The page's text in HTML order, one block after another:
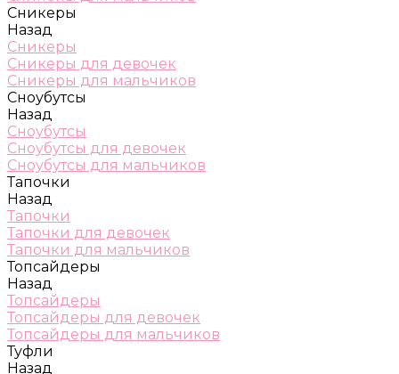
Сникеры
Назад
Сникеры
Сникеры для девочек
Сникеры для мальчиков
Сноубутсы
Назад
Сноубутсы
Сноубутсы для девочек
Сноубутсы для мальчиков
Тапочки
Назад
Тапочки
Тапочки для девочек
Тапочки для мальчиков
Топсайдеры
Назад
Топсайдеры
Топсайдеры для девочек
Топсайдеры для мальчиков
Туфли
Назад